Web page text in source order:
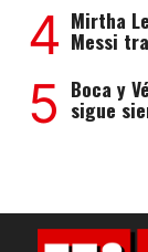
4 Mirtha
Messi
5 Boca y
sigue